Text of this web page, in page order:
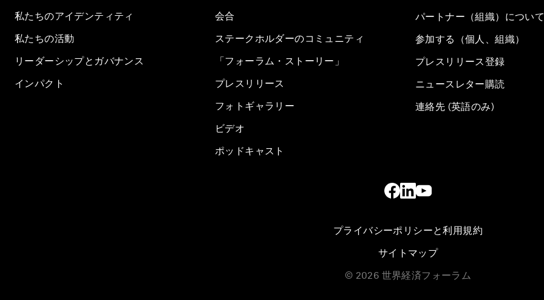
私たちのアイデンティティ
私たちの活動
リーダーシップとガバナンス
インパクト
会合
ステークホルダーのコミュニティ
「フォーラム・ストーリー」
プレスリリース
フォトギャラリー
ビデオ
ポッドキャスト
パートナー（組織）について
参加する（個人、組織）
プレスリリース登録
ニュースレター購読
連絡先 (英語のみ)
プライバシーポリシーと利用規約
サイトマップ
© 2026 世界経済フォーラム